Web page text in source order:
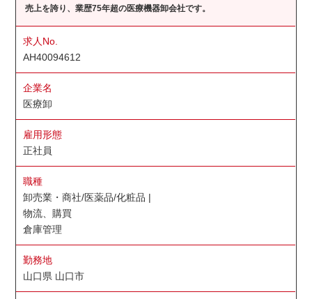
売上を誇り、業歴75年超の医療機器卸会社です。
求人No.
AH40094612
企業名
医療卸
雇用形態
正社員
職種
卸売業・商社/医薬品/化粧品 |
物流、購買
倉庫管理
勤務地
山口県 山口市